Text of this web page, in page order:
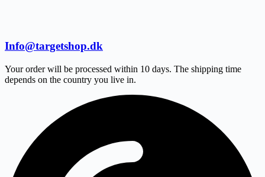
Info@targetshop.dk
Your order will be processed within 10 days. The shipping time
depends on the country you live in.